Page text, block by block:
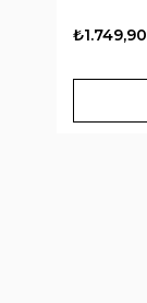
₺1.749,90